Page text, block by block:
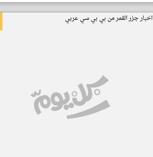
اخبار جزر القمر من بي بي سي عربي